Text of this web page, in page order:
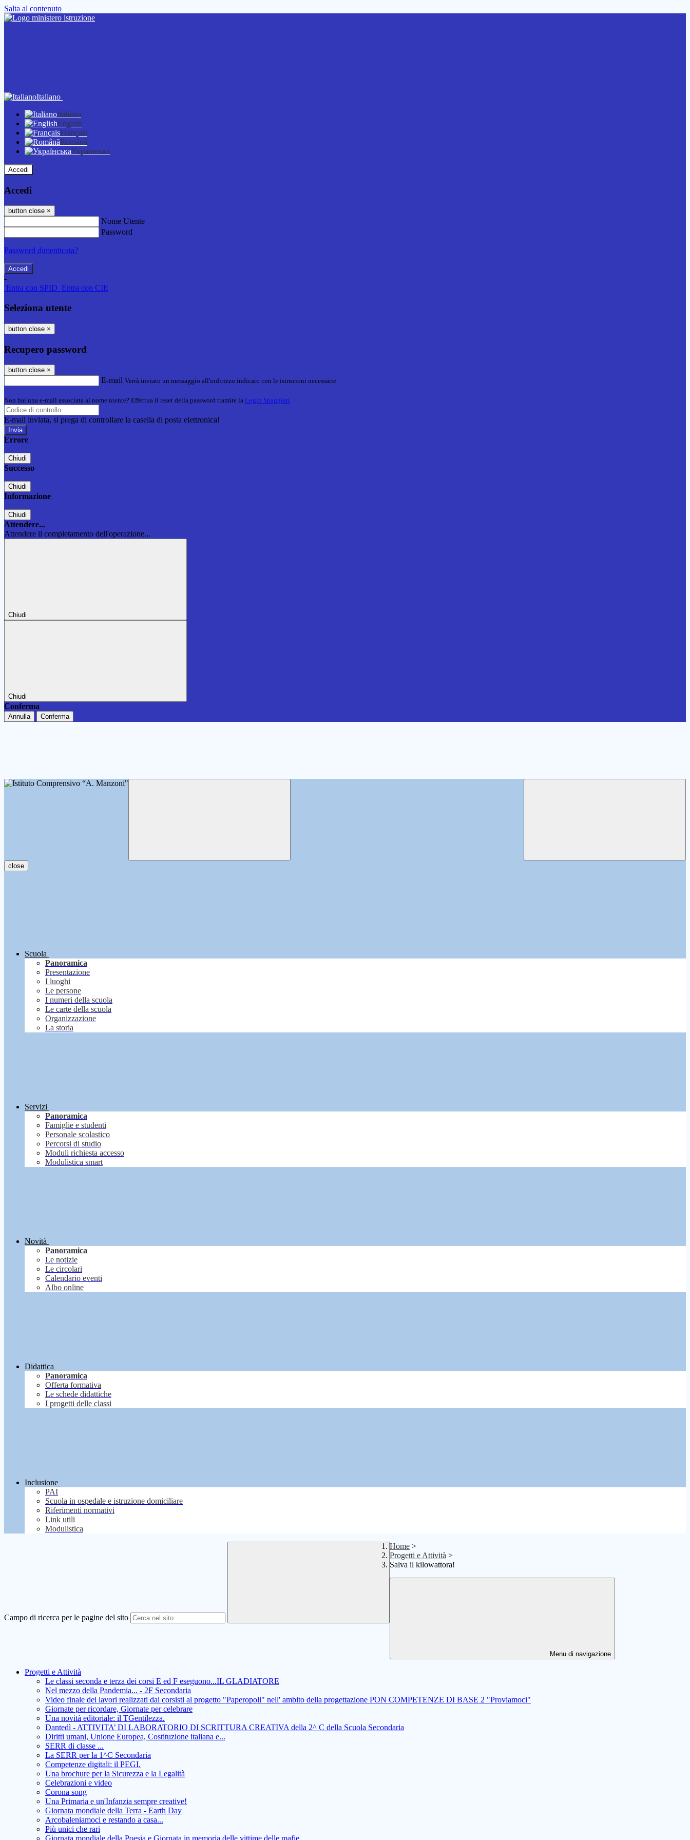
Salta al contenuto
Italiano
Italiano
English
Français
Română
Українська
Accedi
Accedi
button close ×
Nome Utente
Password
Password dimenticata?
-
Entra con SPID Entra con CIE
Seleziona utente
button close ×
Recupero password
button close ×
E-mail Verrà inviato un messaggio all'indirizzo indicato con le istruzioni necessarie.
Non hai una e-mail associata al nome utente? Effettua il reset della password tramite la Login Spaggiari
E-mail inviata, si prega di controllare la casella di posta elettronica!
Errore
Chiudi
Successo
Chiudi
Informazione
Chiudi
Attendere...
Attendere il completamento dell'operazione...
Chiudi
Chiudi
Conferma
Annulla Conferma
close
Scuola
Panoramica
Presentazione
I luoghi
Le persone
I numeri della scuola
Le carte della scuola
Organizzazione
La storia
Servizi
Panoramica
Famiglie e studenti
Personale scolastico
Percorsi di studio
Moduli richiesta accesso
Modulistica smart
Novità
Panoramica
Le notizie
Le circolari
Calendario eventi
Albo online
Didattica
Panoramica
Offerta formativa
Le schede didattiche
I progetti delle classi
Inclusione
PAI
Scuola in ospedale e istruzione domiciliare
Riferimenti normativi
Link utili
Modulistica
Campo di ricerca per le pagine del sito
Home >
Progetti e Attività >
Salva il kilowattora!
Menu di navigazione
Progetti e Attività
Le classi seconda e terza dei corsi E ed F eseguono...IL GLADIATORE
Nel mezzo della Pandemia... - 2F Secondaria
Video finale dei lavori realizzati dai corsisti al progetto "Paperopoli" nell' ambito della progettazione PON COMPETENZE DI BASE 2 "Proviamoci"
Giornate per ricordare, Giornate per celebrare
Una novità editoriale: il TGentilezza.
Dantedì - ATTIVITA’ DI LABORATORIO DI SCRITTURA CREATIVA della 2^ C della Scuola Secondaria
Diritti umani, Unione Europea, Costituzione italiana e...
SERR di classe ...
La SERR per la 1^C Secondaria
Competenze digitali: il PEGI.
Una brochure per la Sicurezza e la Legalità
Celebrazioni e video
Corona song
Una Primaria e un'Infanzia sempre creative!
Giornata mondiale della Terra - Earth Day
Arcobaleniamoci e restando a casa...
Più unici che rari